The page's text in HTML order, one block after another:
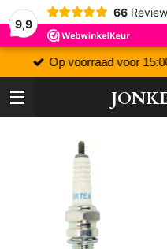
9,9
66
Op voorraad voor